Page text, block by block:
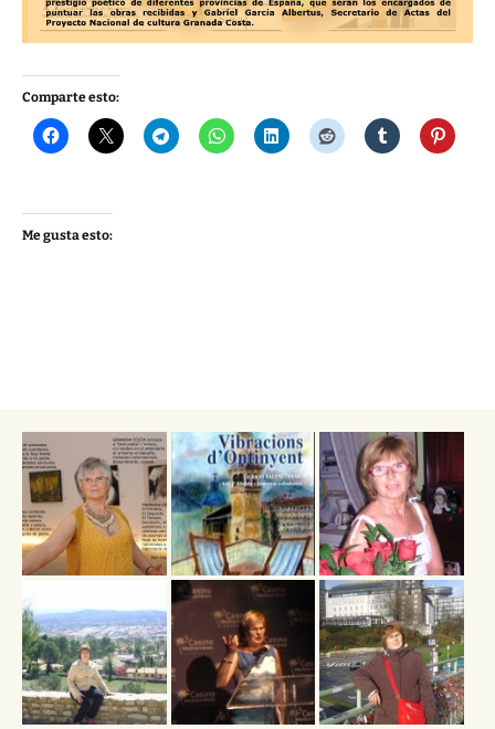
Comparte esto:
Me gusta esto: